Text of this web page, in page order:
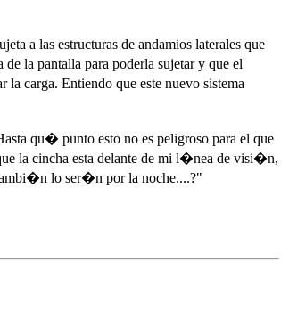
a las estructuras de andamios laterales que
la pantalla para poderla sujetar y que el
la carga. Entiendo que este nuevo sistema
qu� punto esto no es peligroso para el que
la cincha esta delante de mi l�nea de visi�n,
lo ser�n por la noche....?"